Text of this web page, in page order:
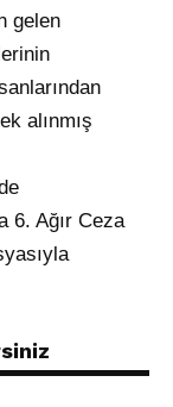
gelen
alınmış
6. Ağır Ceza